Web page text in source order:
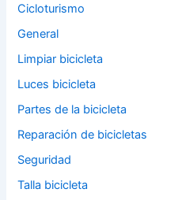
Cicloturismo
General
Limpiar bicicleta
Luces bicicleta
Partes de la bicicleta
Reparación de bicicletas
Seguridad
Talla bicicleta